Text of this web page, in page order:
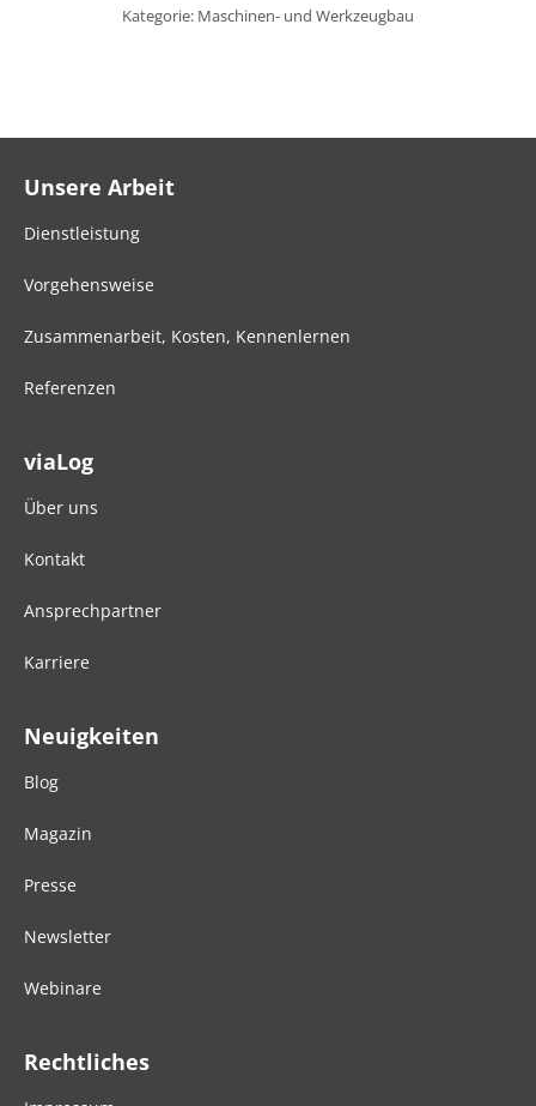
Kategorie: Maschinen- und Werkzeugbau
Unsere Arbeit
Dienstleistung
Vorgehensweise
Zusammenarbeit, Kosten, Kennenlernen
Referenzen
viaLog
Über uns
Kontakt
Ansprechpartner
Karriere
Neuigkeiten
Blog
Magazin
Presse
Newsletter
Webinare
Rechtliches